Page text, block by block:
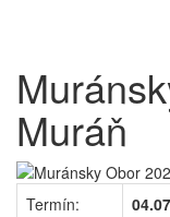
Muráň
Termín: